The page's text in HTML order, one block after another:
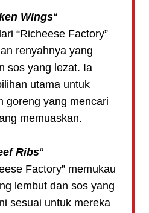
Wings“
“Richeese Factory”
renyahnya yang
sos yang lezat. Ia
utama untuk
goreng yang mencari
memuaskan.
Ribs“
Factory” memukau
lembut dan sos yang
sesuai untuk mereka